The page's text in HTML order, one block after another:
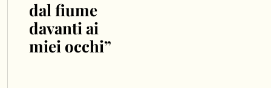
dal fiume
davanti ai
miei occhi”